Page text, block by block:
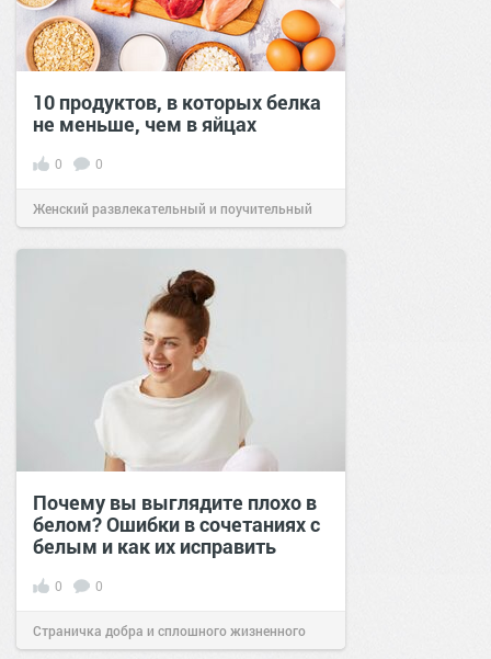
10 продуктов, в которых белка
не меньше, чем в яйцах
0 0
Женский развлекательный и поучительный
сайт.23:42Вчера
Почему вы выглядите плохо в
белом? Ошибки в сочетаниях с
белым и как их исправить
0 0
Страничка добра и сплошного жизненного